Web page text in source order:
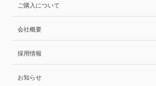
ご購入について
会社概要
採用情報
お知らせ